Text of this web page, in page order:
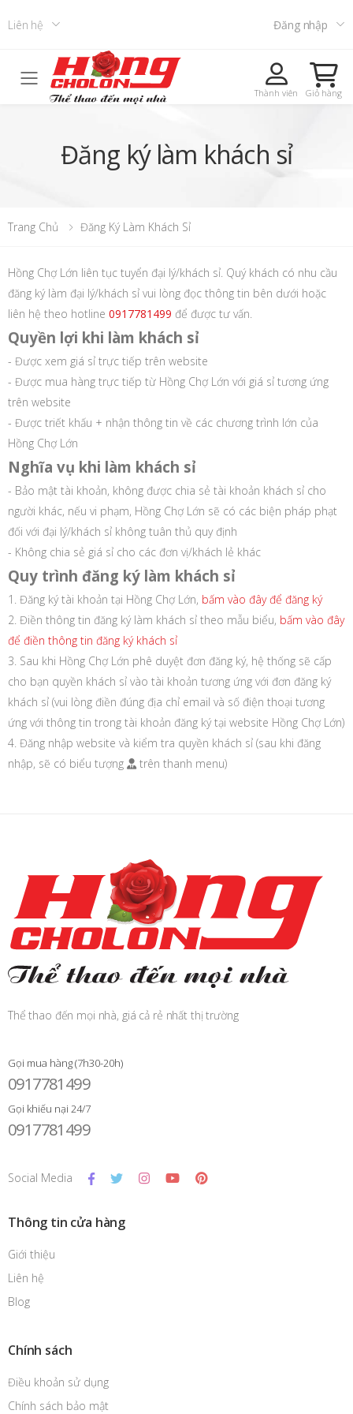
Liên hệ Đăng nhập
Toggle mobile menu Thành viên Giỏ hàng
Đăng ký làm khách sỉ
Trang Chủ Đăng Ký Làm Khách Sỉ
Hồng Chợ Lớn liên tục tuyển đại lý/khách sỉ. Quý khách có nhu cầu
đăng ký làm đại lý/khách sỉ vui lòng đọc thông tin bên dưới hoặc
liên hệ theo hotline 0917781499 để được tư vấn.
Quyền lợi khi làm khách sỉ
- Được xem giá sỉ trực tiếp trên website
- Được mua hàng trực tiếp từ Hồng Chợ Lớn với giá sỉ tương ứng
trên website
- Được triết khấu + nhận thông tin về các chương trình lớn của
Hồng Chợ Lớn
Nghĩa vụ khi làm khách sỉ
- Bảo mật tài khoản, không được chia sẻ tài khoản khách sỉ cho
người khác, nếu vi phạm, Hồng Chợ Lớn sẽ có các biện pháp phạt
đối với đại lý/khách sỉ không tuân thủ quy định
- Không chia sẻ giá sỉ cho các đơn vị/khách lẻ khác
Quy trình đăng ký làm khách sỉ
1. Đăng ký tài khoản tại Hồng Chợ Lớn, bấm vào đây để đăng ký
2. Điền thông tin đăng ký làm khách sỉ theo mẫu biểu, bấm vào đây
để điền thông tin đăng ký khách sỉ
3. Sau khi Hồng Chợ Lớn phê duyệt đơn đăng ký, hệ thống sẽ cấp
cho bạn quyền khách sỉ vào tài khoản tương ứng với đơn đăng ký
khách sỉ (vui lòng điền đúng địa chỉ email và số điện thoại tương
ứng với thông tin trong tài khoản đăng ký tại website Hồng Chợ Lớn)
4. Đăng nhập website và kiểm tra quyền khách sỉ (sau khi đăng
nhập, sẽ có biểu tượng
trên thanh menu)
Thể thao đến mọi nhà, giá cả rẻ nhất thị trường
Gọi mua hàng (7h30-20h)
0917781499
Gọi khiếu nại 24/7
0917781499
Social Media
Thông tin cửa hàng
Giới thiệu
Liên hệ
Blog
Chính sách
Điều khoản sử dụng
Chính sách bảo mật